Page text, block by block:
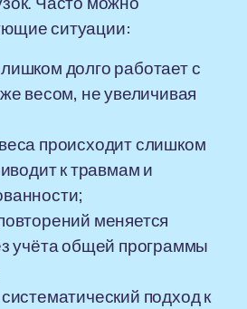
ситуации:
долго работает с
весом, не увеличивая
происходит слишком
к травмам и
меняется
учёта общей программы
подход к